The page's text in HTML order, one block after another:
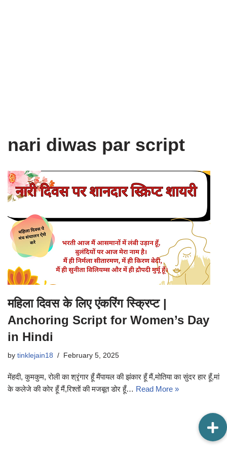
nari diwas par script
महिला दिवस के लिए एंकरिंग स्क्रिप्ट |
Anchoring Script for Women’s Day
in Hindi
by tinklejain18 February 5, 2025
मेंहदी, कुमकुम, रोली का श्रृंगार हूँ मैंपायल की झंकार हूँ मैं,मोतिया का सुंदर हार हूँ,मां
के कलेजे की कोर हूँ मैं,रिश्तों की मजबूत डोर हूँ… Read More »